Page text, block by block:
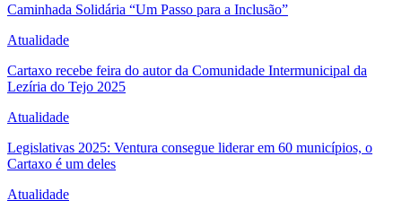
Caminhada Solidária “Um Passo para a Inclusão”
Atualidade
Cartaxo recebe feira do autor da Comunidade Intermunicipal da
Lezíria do Tejo 2025
Atualidade
Legislativas 2025: Ventura consegue liderar em 60 municípios, o
Cartaxo é um deles
Atualidade